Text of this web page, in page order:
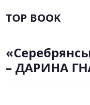
TOP BOOK
– ДАРИНА